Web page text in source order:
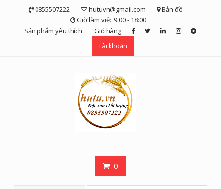
0855507222 hutuvn@gmail.com
Bản đồ
Giờ làm việc 9:00 - 18:00
Sản phẩm yêu thích
Giỏ hàng
Tài khoản
0